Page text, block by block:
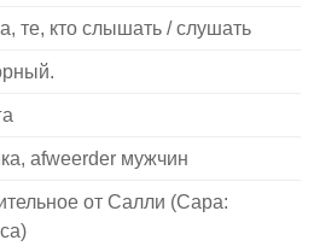
те, кто слышать / слушать
afweerder мужчин
от Салли (Сара: